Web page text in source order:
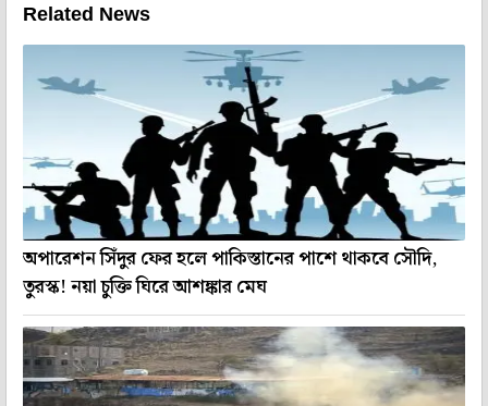
Related News
অপারেশন সিঁদুর ফের হলে পাকিস্তানের পাশে থাকবে সৌদি,
তুরস্ক! নয়া চুক্তি ঘিরে আশঙ্কার মেঘ